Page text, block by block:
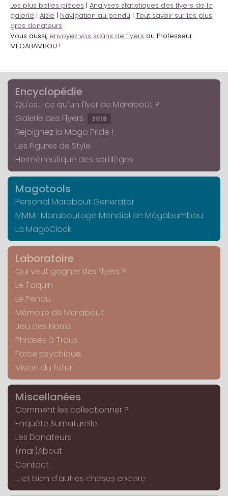
Les plus belles pièces | Analyses statistiques des flyers de la
galerie | Aide | Navigation au pendu | Tout savoir sur les plus
gros donateurs
Vous aussi, envoyez vos scans de flyers au Professeur
MÉGABAMBOU !
Encyclopédie
Qu'est-ce qu'un flyer de Marabout ?
Galerie des Flyers
3018
Rejoignez la Mago Pride !
Les Figures de Style
Herméneutique des sortilèges
Magotools
Personal Marabout Generator
MMM : Maraboutage Mondial de Mégabambou
La MagoClock
Laboratoire
Qui veut gagner des flyers ?
Le Taquin
Le Pendu
Mémoire de Marabout
Jeu des Noms
Phrases à Trous
Force psychique
Vision du futur
Miscellanées
Comment les collectionner ?
Enquête Surnaturelle
Les Donateurs
(mar)About
Contact
... et bien d'autres choses encore